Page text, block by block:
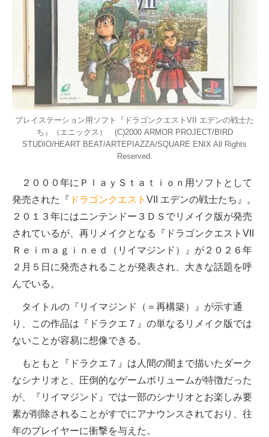
プレイステーション用ソフト『ドラゴンクエストVII エデンの戦士た
ち』（エニックス） (C)2000 ARMOR PROJECT/BIRD
STUDIO/HEART BEAT/ARTEPIAZZA/SQUARE ENIX All Rights
Reserved.
２０００年にＰｌａｙＳｔａｔｉｏｎ用ソフトとして
発売された『 ドラゴンクエスト VII エデンの戦士たち』。
２０１３年にはニンテンドー３ＤＳでリメイク版が発売
されているが、再リメイクとなる『ドラゴンクエストVII
Ｒｅｉｍａｇｉｎｅｄ（リイマジンド）』が２０２６年
２月５日に発売されることが発表され、大きな話題を呼
んでいる。
タイトルの『リイマジンド（＝再構築）』が示す通
り、この作品は『ドラクエ７』の単なるリメイク版では
ないことが容易に想像できる。
もともと『ドラクエ７』は人間の闇まで描いたダーク
なシナリオと、圧倒的なゲームボリュームが特徴だった
が、『リイマジンド』では一部のシナリオとお楽しみ要
素が削除されることがすでにアナウンスされており、往
年のプレイヤーに衝撃を与えた。